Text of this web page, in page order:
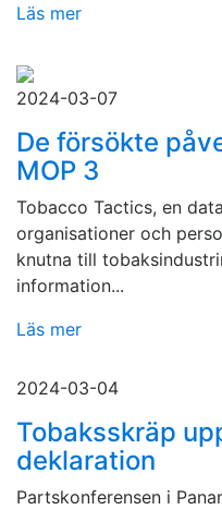
Läs mer
2024-03-07
De försökte
MOP 3
Tobacco Tactics, en
organisationer och
knutna till
information...
Läs mer
2024-03-04
Tobaksskräp
deklaration
Partskonferensen i